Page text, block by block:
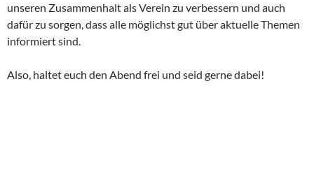
unseren Zusammenhalt als Verein zu verbessern und auch
dafür zu sorgen, dass alle möglichst gut über aktuelle Themen
informiert sind.
Also, haltet euch den Abend frei und seid gerne dabei!